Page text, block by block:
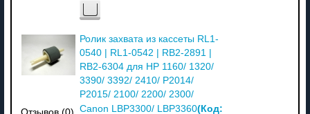
Ролик захвата из кассеты RL1-
0540 | RL1-0542 | RB2-2891 |
RB2-6304 для HP 1160/ 1320/
3390/ 3392/ 2410/ P2014/
P2015/ 2100/ 2200/ 2300/
Canon LBP3300/ LBP3360(Код: